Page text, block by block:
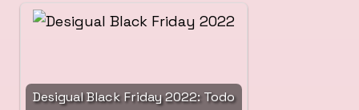
Desigual Black Friday 2022: Todo